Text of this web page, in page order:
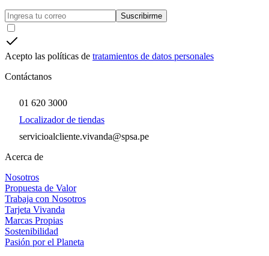
Suscribirme
Acepto las políticas de tratamientos de datos personales
Contáctanos
01 620 3000
Localizador de tiendas
servicioalcliente.vivanda@spsa.pe
Acerca de
Nosotros
Propuesta de Valor
Trabaja con Nosotros
Tarjeta Vivanda
Marcas Propias
Sostenibilidad
Pasión por el Planeta